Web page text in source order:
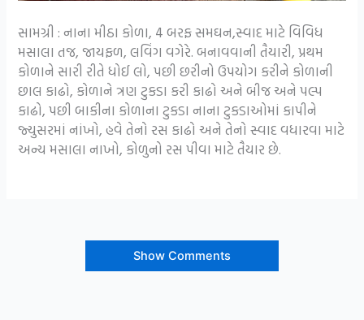
સામગ્રી : નાના મીઠા કોળા, 4 બરફ સમઘન,સ્વાદ માટે વિવિધ
મસાલા તજ, જાયફળ, લવિંગ વગેરે. બનાવવાની તૈયારી, પ્રથમ
કોળાને સારી રીતે ધોઈ લો, પછી છરીનો ઉપયોગ કરીને કોળાની
છાલ કાઢો, કોળાને ત્રણ ટુકડા કરી કાઢો અને બીજ અને પલ્પ
કાઢો, પછી બાકીના કોળાના ટુકડા નાના ટુકડાઓમાં કાપીને
જ્યુસરમાં નાંખો, હવે તેનો રસ કાઢો અને તેનો સ્વાદ વધારવા માટે
અન્ય મસાલા નાખો, કોળુનો રસ પીવા માટે તૈયાર છે.
Show Comments